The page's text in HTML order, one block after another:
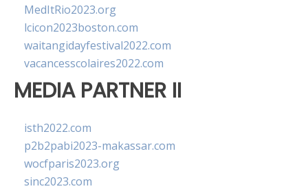
MedItRio2023.org
lcicon2023boston.com
waitangidayfestival2022.com
vacancesscolaires2022.com
MEDIA PARTNER II
isth2022.com
p2b2pabi2023-makassar.com
wocfparis2023.org
sinc2023.com